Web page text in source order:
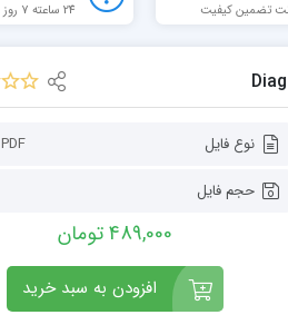
تضمین کیفیت 24 ساعته 7 روز هفته
نوع فایل
PDF اورجینال
حجم فایل
489,000 تومان
افزودن به سبد خرید